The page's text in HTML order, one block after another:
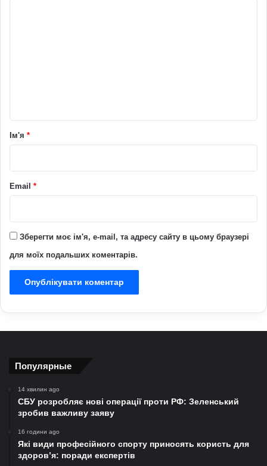
рІм'я *
Email *
Зберегти моє ім'я, e-mail, та адресу сайту в цьому браузері
для моїх подальших коментарів.
Популярные
14 хвилин ago
СБУ розробляє нові операції проти РФ: Зеленський
зробив важливу заяву
16 години ago
Які види професійного спорту приносять користь для
здоров’я: поради експертів